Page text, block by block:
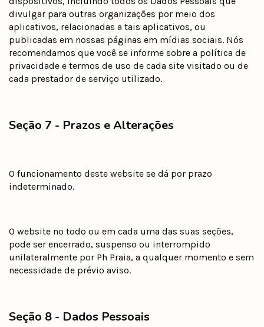
divulgar para outras organizações por meio dos
aplicativos, relacionadas a tais aplicativos, ou
publicadas em nossas páginas em mídias sociais. Nós
recomendamos que você se informe sobre a política de
privacidade e termos de uso de cada site visitado ou de
cada prestador de serviço utilizado.
Seção 7 - Prazos e Alterações
O funcionamento deste website se dá por prazo
indeterminado.
O website no todo ou em cada uma das suas seções,
pode ser encerrado, suspenso ou interrompido
unilateralmente por Ph Praia, a qualquer momento e sem
necessidade de prévio aviso.
Seção 8 - Dados Pessoais